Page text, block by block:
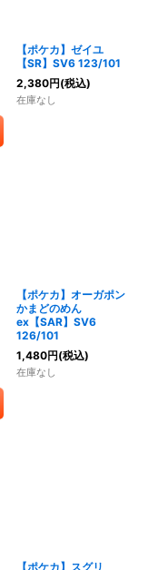
【ポケカ】ゼイユ
【SR】SV6 123/101
2,380円(税込)
在庫なし
【ポケカ】オーガポン
かまどのめん
ex【SAR】SV6
126/101
1,480円(税込)
在庫なし
【ポケカ】スグリ